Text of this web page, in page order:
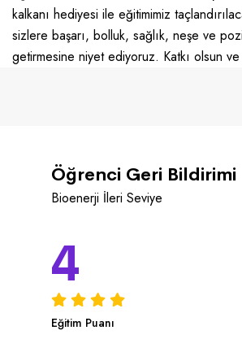
kalkanı hediyesi ile eğitimimiz
sizlere başarı, bolluk, sağlık, neşe ve
getirmesine niyet ediyoruz. Katkı olsun
Öğrenci Geri Bildirimi
Bioenerji İleri Seviye
4
Eğitim Puanı